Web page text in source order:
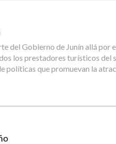
Gobierno de Junín allá
los prestadores turísticos
políticas que promuevan la